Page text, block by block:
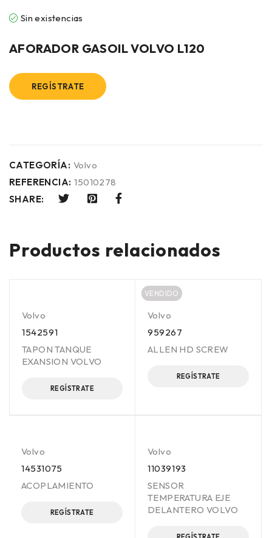
Sin existencias
AFORADOR GASOIL VOLVO L120
REGÍSTRATE
CATEGORÍA: Volvo
REFERENCIA: 15010278
SHARE:
Productos relacionados
Volvo
1542591
TAPON TANQUE
EXANSION VOLVO
REGÍSTRATE
VENDIDO
Volvo
959267
ALLEN HD SCREW
REGÍSTRATE
Volvo
14531075
ACOPLAMIENTO
REGÍSTRATE
Volvo
11039193
SENSOR
TEMPERATURA EJE
DELANTERO VOLVO